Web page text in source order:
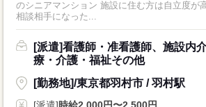
のシニアマンション 施設に住む方は自立度が
相談相手になった...
[派遣]看護師・准看護師、施設内
療・介護・福祉その他
[勤務地]/東京都羽村市 / 羽村駅